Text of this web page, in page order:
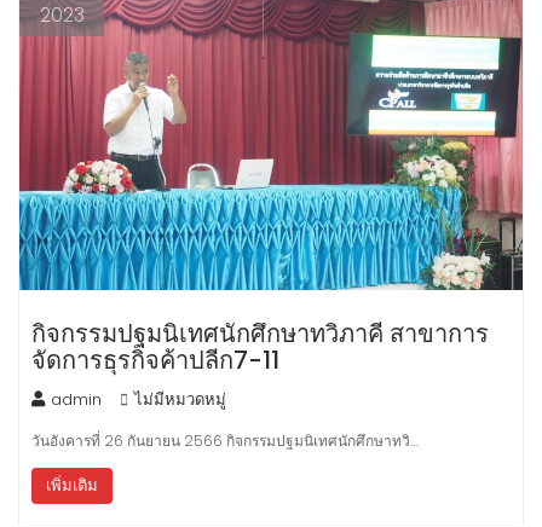
2023
กิจกรรมปฐมนิเทศนักศึกษาทวิภาคี สาขาการ
จัดการธุรกิจค้าปลีก7-11
admin ไม่มีหมวดหมู่
วันอังคารที่ 26 กันยายน 2566 กิจกรรมปฐมนิเทศนักศึกษาทวิ…
เพิ่มเติม